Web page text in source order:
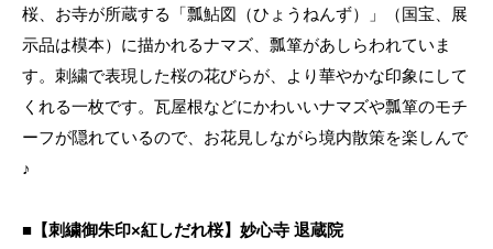
桜、お寺が所蔵する「瓢鮎図（ひょうねんず）」（国宝、展
示品は模本）に描かれるナマズ、瓢箪があしらわれていま
す。刺繍で表現した桜の花びらが、より華やかな印象にして
くれる一枚です。瓦屋根などにかわいいナマズや瓢箪のモチ
ーフが隠れているので、お花見しながら境内散策を楽しんで
♪
■【刺繍御朱印×紅しだれ桜】妙心寺 退蔵院